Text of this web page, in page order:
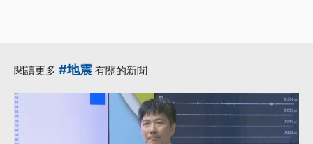
閱讀更多 #地震 有關的新聞